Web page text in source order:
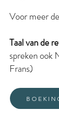
Voor meer
Taal van de
spreken ook
Frans)